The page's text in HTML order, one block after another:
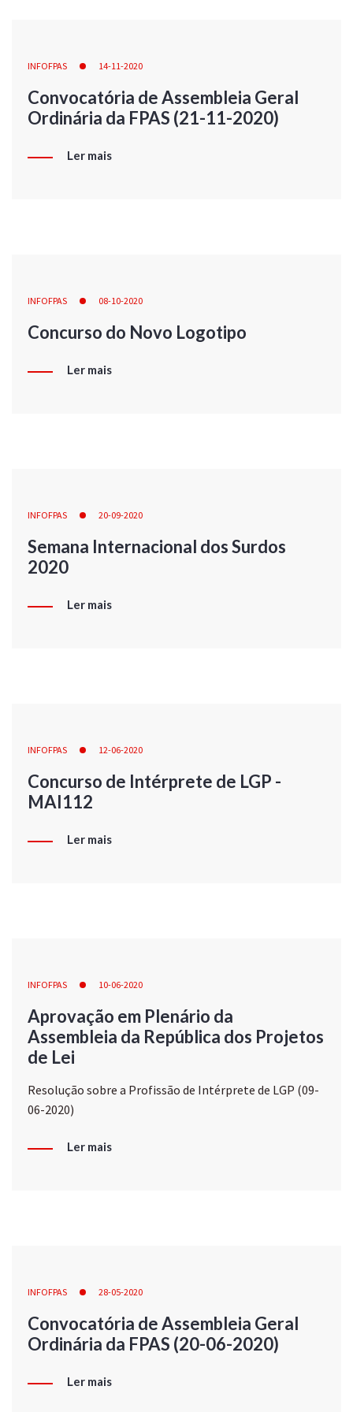
INFOFPAS 14-11-2020
Convocatória de Assembleia Geral
Ordinária da FPAS (21-11-2020)
Ler mais
INFOFPAS 08-10-2020
Concurso do Novo Logotipo
Ler mais
INFOFPAS 20-09-2020
Semana Internacional dos Surdos
2020
Ler mais
INFOFPAS 12-06-2020
Concurso de Intérprete de LGP -
MAI112
Ler mais
INFOFPAS 10-06-2020
Aprovação em Plenário da
Assembleia da República dos Projetos
de Lei
Resolução sobre a Profissão de Intérprete de LGP (09-
06-2020)
Ler mais
INFOFPAS 28-05-2020
Convocatória de Assembleia Geral
Ordinária da FPAS (20-06-2020)
Ler mais